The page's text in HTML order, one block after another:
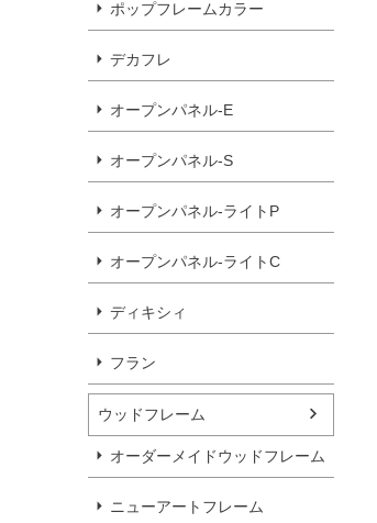
ポップフレームカラー
デカフレ
オープンパネル-E
オープンパネル-S
オープンパネル-ライトP
オープンパネル-ライトC
ディキシィ
フラン
ウッドフレーム
オーダーメイドウッドフレーム
ニューアートフレーム